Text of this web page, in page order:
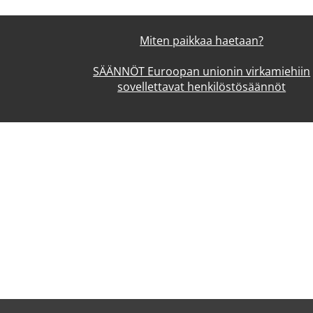
Miten paikkaa haetaan?
SÄÄNNÖT Euroopan unionin virkamiehiin
sovellettavat henkilöstösäännöt